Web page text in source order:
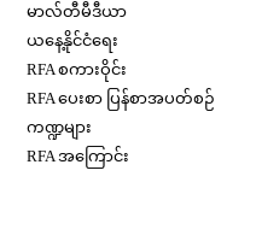
မာလ်တီမီဒီယာ
ယနေ့နိုင်ငံရေး
RFA စကားဝိုင်း
RFA ပေးစာ ပြန်စာအပတ်စဉ်
ကဏ္ဍများ
RFA အကြောင်း